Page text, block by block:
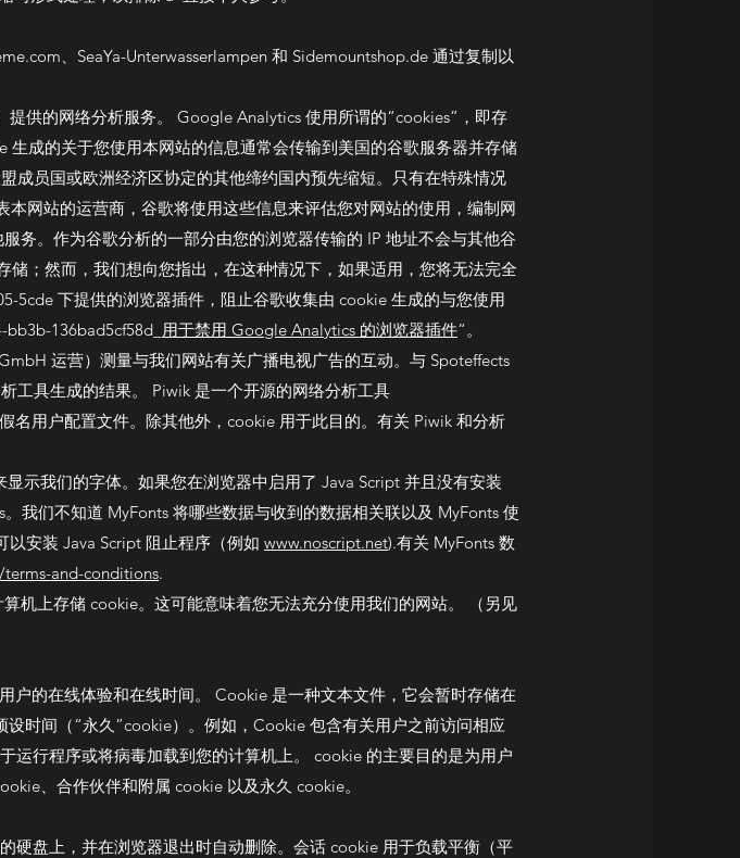
、SeaYa-Unterwasserlampen 和 Sidemountshop.de 通过复制以
供的网络分析服务。 Google Analytics 使用所谓的“cookies”，即存
成的关于您使用本网站的信息通常会传输到美国的谷歌服务器并存储
成员国或欧洲经济区协定的其他缔约国内预先缩短。只有在特殊情况
网站的运营商，谷歌将使用这些信息来评估您对网站的使用，编制网
务。作为谷歌分析的一部分由您的浏览器传输的 IP 地址不会与其他谷
；然而，我们想向您指出，在这种情况下，如果适用，您将无法完全
5cde 下提供的浏览器插件，阻止谷歌收集由 cookie 生成的与您使用
136bad5cf58d_ 用于禁用 Google Analytics 的浏览器插件“。
运营）测量与我们网站有关广播电视广告的互动。与 Spoteffects
工具生成的结果。 Piwik 是一个开源的网络分析工具
名用户配置文件。除其他外，cookie 用于此目的。有关 Piwik 和分析
示我们的字体。如果您在浏览器中启用了 Java Script 并且没有安装
我们不知道 MyFonts 将哪些数据与收到的数据相关联以及 MyFonts 使
安装 Java Script 阻止程序（例如 www.noscript.net).有关 MyFonts 数
and-conditions.
机上存储 cookie。这可能意味着您无法充分使用我们的网站。 （另见
户的在线体验和在线时间。 Cookie 是一种文本文件，它会暂时存储在
时间（“永久”cookie）。例如，Cookie 包含有关用户之前访问相应
运行程序或将病毒加载到您的计算机上。 cookie 的主要目的是为用户
、合作伙伴和附属 cookie 以及永久 cookie。
硬盘上，并在浏览器退出时自动删除。会话 cookie 用于负载平衡（平